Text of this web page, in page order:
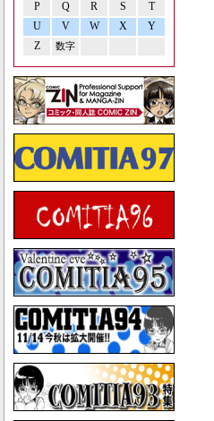
P Q R S
T
U
V W X
Y
Z
数字